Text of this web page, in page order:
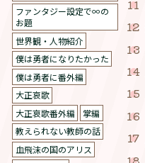
ファンタジー設定で∞の
お題
世界観・人物紹介
僕は勇者になりたかった
僕は勇者に番外編
大正哀歌
大正哀歌番外編
掌編
教えられない教師の話
血飛沫の国のアリス